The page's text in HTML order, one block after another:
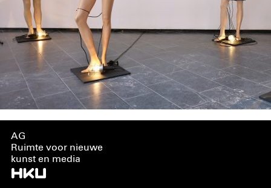
AG
Ruimte voor nieuwe
kunst en media